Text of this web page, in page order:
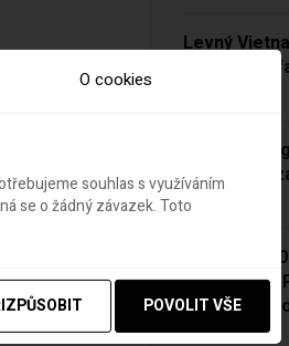
Levný
– Hanoj za
Vídeň –
sezóně se
Kč!
NOVINKA:
zavazadlo?
Pelikánovi
korun
O cookies
souhlas s využíváním
se o žádný závazek. Toto
POVOLIT VŠE